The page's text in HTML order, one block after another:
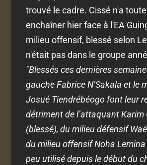
trouvé le cadre. Cissé n'a
enchaîner hier face à l'EA
milieu offensif, blessé selon
n'était pas dans le groupe
"Blessés ces dernières
gauche Fabrice N’Sakala et le
Josué Tiendrébéogo font leur
détriment de l’attaquant Karim
(blessé), du milieu défensif
du milieu offensif Noha
peu utilisé depuis le début du